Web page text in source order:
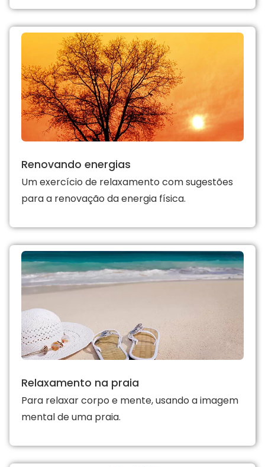
Renovando energias
Um exercício de relaxamento com sugestões
para a renovação da energia física.
Relaxamento na praia
Para relaxar corpo e mente, usando a imagem
mental de uma praia.